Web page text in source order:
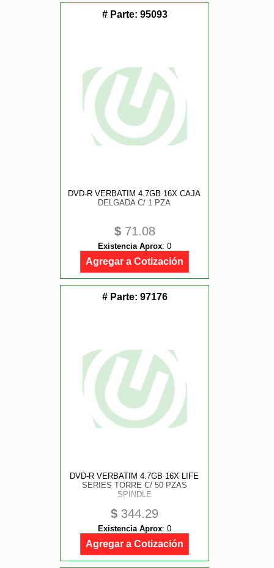
# Parte: 95093
DVD-R VERBATIM 4.7GB 16X CAJA
DELGADA C/ 1 PZA
$71.08
Existencia Aprox: 0
Agregar a Cotización
# Parte: 97176
DVD-R VERBATIM 4.7GB 16X LIFE
SERIES TORRE C/ 50 PZAS
SPINDLE
$ 344.29
Existencia Aprox: 0
Agregar a Cotización